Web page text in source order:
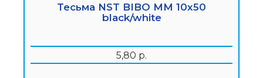
Тесьма NST BIBO MM 10x50
black/white
5,80 p.